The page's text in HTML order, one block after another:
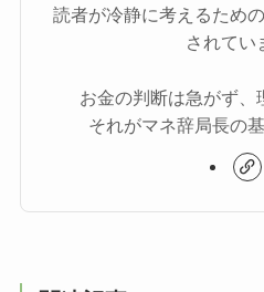
読者が冷静に考えるため
されてい
お金の判断は急がず、
それがマネ辞局長の